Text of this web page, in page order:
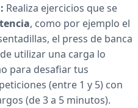
Realiza ejercicios que se
, como por ejemplo el
el press de banca
utilizar una carga lo
para desafiar tus
(entre 1 y 5) con
(de 3 a 5 minutos).